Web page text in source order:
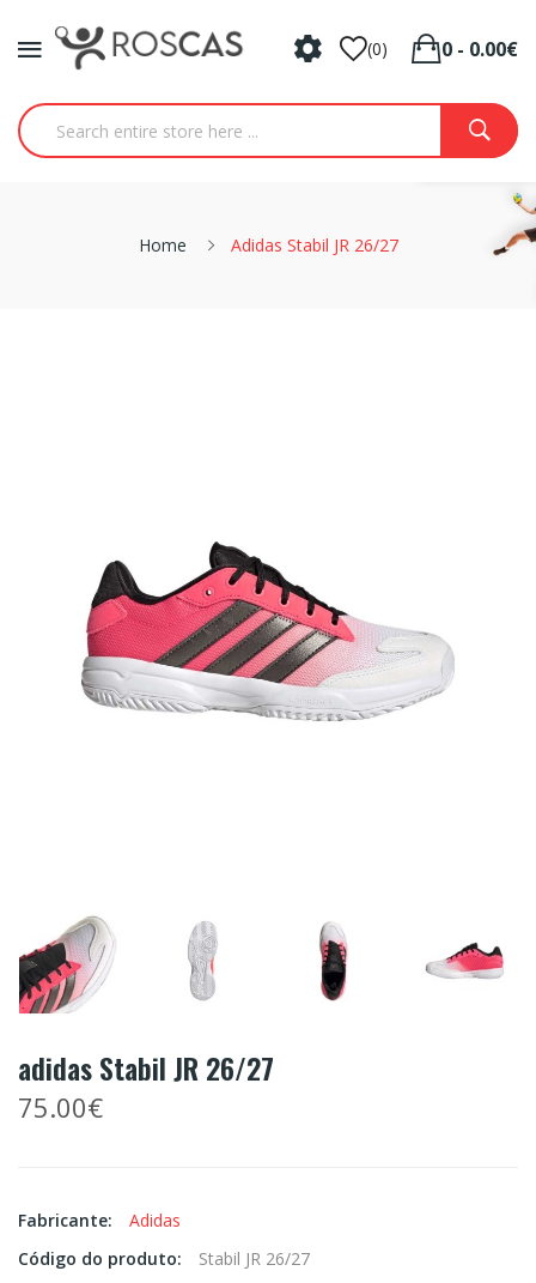
(0) 0 - 0.00€
Home Adidas Stabil JR 26/27
adidas Stabil JR 26/27
75.00€
Fabricante:
Adidas
Código do produto:
Stabil JR 26/27